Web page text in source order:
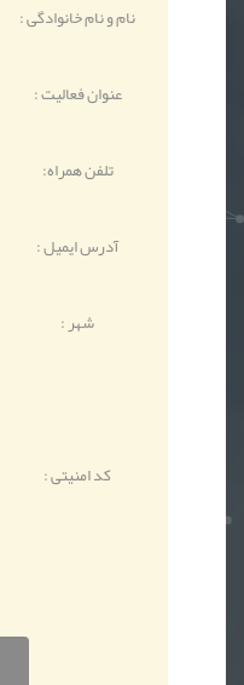
نام و نام خانوادگی :
عنوان فعالیت :
تلفن همراه:
آدرس ایمیل :
شهر :
کد امنیتی :